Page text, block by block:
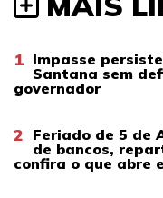
1 Impasse
Santana sem
governador
2 Feriado de 5 de
de bancos,
confira o que abre